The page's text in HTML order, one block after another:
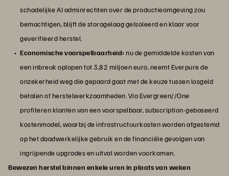
schadelijke AI adminrechten over de productieomgeving zou
bemachtigen, blijft de storagelaag geïsoleerd en klaar voor
geverifieerd herstel.
Economische voorspelbaarheid: nu de gemiddelde kosten van
een inbreuk oplopen tot 3,82 miljoen euro, neemt Everpure de
onzekerheid weg die gepaard gaat met de keuze tussen losgeld
betalen of herstelwerkzaamheden. Via Evergreen//One
profiteren klanten van een voorspelbaar, subscription-gebaseerd
kostenmodel, waarbij de infrastructuurkosten worden afgestemd
op het daadwerkelijke gebruik en de financiële gevolgen van
ingrijpende upgrades en uitval worden voorkomen.
Bewezen herstel binnen enkele uren in plaats van weken